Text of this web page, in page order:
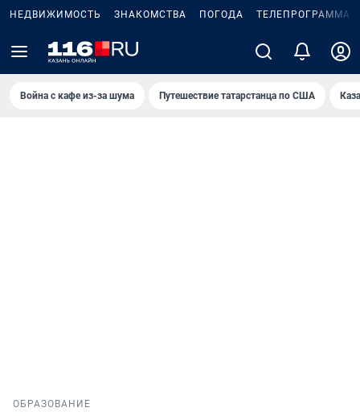
НЕДВИЖИМОСТЬ ЗНАКОМСТВА ПОГОДА ТЕЛЕПРОГРАММА
Война с кафе из-за шума Путешествие татарстанца по США
ОБРАЗОВАНИЕ